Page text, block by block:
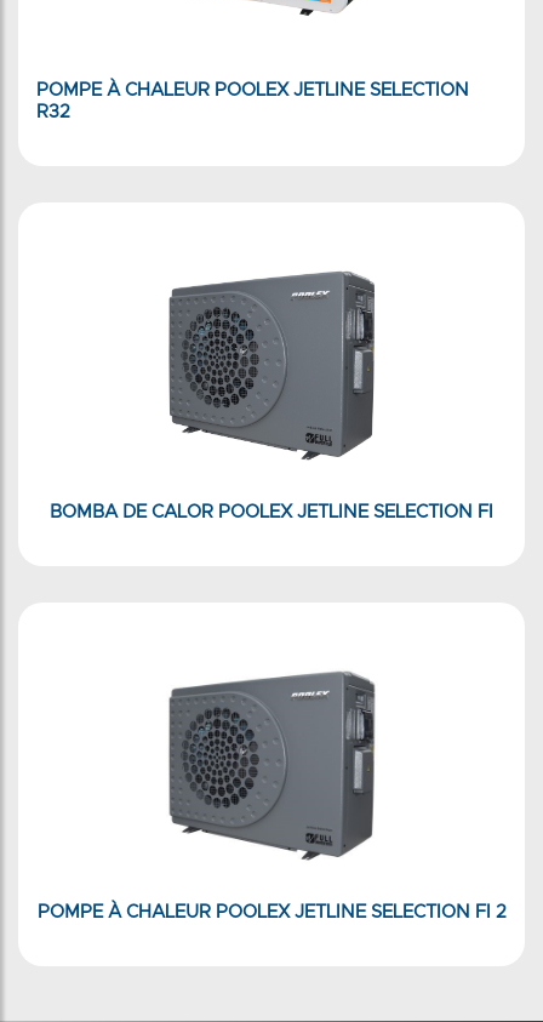
POMPE À CHALEUR POOLEX JETLINE SELECTION
R32
BOMBA DE CALOR POOLEX JETLINE SELECTION FI
POMPE À CHALEUR POOLEX JETLINE SELECTION FI 2